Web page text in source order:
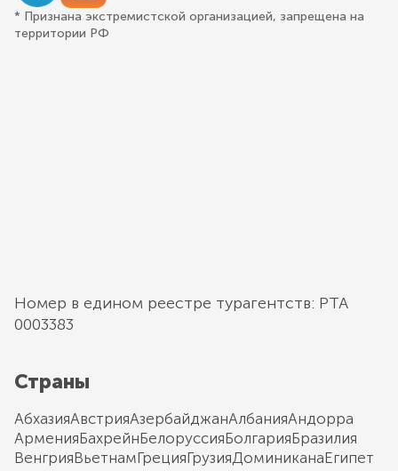
* Признана экстремистской организацией, запрещена на
территории РФ
Номер в едином реестре турагентств: РТА
0003383
Страны
АбхазияАвстрияАзербайджанАлбанияАндорра
АрменияБахрейнБелоруссияБолгарияБразилия
ВенгрияВьетнамГрецияГрузияДоминиканаЕгипет